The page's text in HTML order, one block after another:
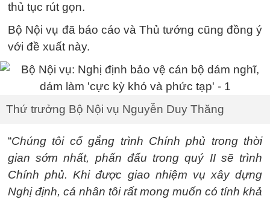
thủ tục rút gọn.
Bộ Nội vụ đã báo cáo và Thủ tướng cũng đồng ý
với đề xuất này.
Thứ trưởng Bộ Nội vụ Nguyễn Duy Thăng
“Chúng tôi cố gắng trình Chính phủ trong thời
gian sớm nhất, phấn đấu trong quý II sẽ trình
Chính phủ. Khi được giao nhiệm vụ xây dựng
Nghị định, cá nhân tôi rất mong muốn có tính khả